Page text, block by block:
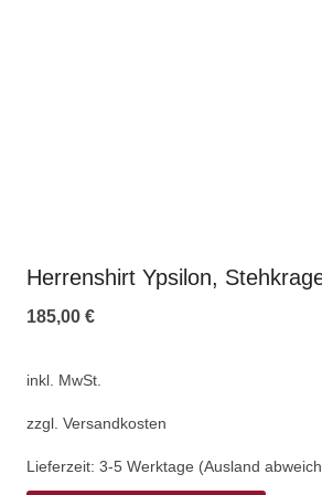
Herrenshirt Ypsilon,
185,00 €
inkl. MwSt.
zzgl. Versandkosten
Lieferzeit: 3-5 Werktage (Ausland